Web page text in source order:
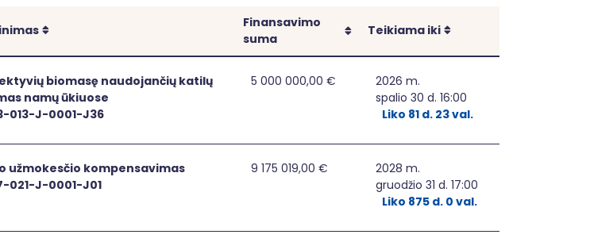
Rikiuoti
Finansavimo
suma
Rikiuoti
Teikiama iki Rikiuoti
katilų keitimas namų ūkiuose
biomasę naudojančių katilų
namų ūkiuose
013-J-0001-J36
5 000 000,00 €
2026 m.
spalio 30 d. 16:00
Liko 81 d. 23 val.
užmokesčio kompensavimas
021-J-0001-J01
9 175 019,00 €
2028 m.
gruodžio 31 d. 17:00
Liko 875 d. 0 val.